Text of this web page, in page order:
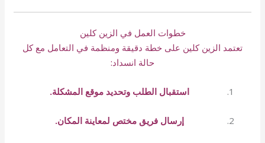
خطوات العمل في الزين كلين
تعتمد الزين كلين على خطة دقيقة ومنظمة في التعامل مع كل
حالة انسداد:
استقبال الطلب وتحديد موقع المشكلة.
إرسال فريق مختص لمعاينة المكان.